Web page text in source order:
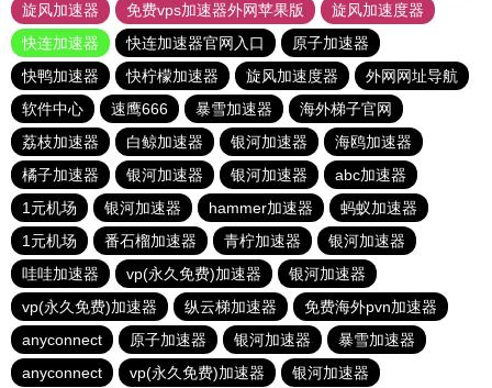
旋风加速器
免费vps加速器外网苹果版
旋风加速度器
快连加速器
快连加速器官网入口
原子加速器
快鸭加速器
快柠檬加速器 旋风加速度器
外网网址导航
软件中心
速鹰666 暴雪加速器
海外梯子官网
荔枝加速器
白鲸加速器 银河加速器
海鸥加速器
橘子加速器
银河加速器 银河加速器
abc加速器
1元机场
银河加速器 hammer加速器
蚂蚁加速器
1元机场
番石榴加速器 青柠加速器
银河加速器
哇哇加速器
vp(永久免费)加速器
银河加速器
vp(永久免费)加速器
纵云梯加速器
免费海外pvn加速器
anyconnect
原子加速器 银河加速器
暴雪加速器
anyconnect
vp(永久免费)加速器 银河加速器